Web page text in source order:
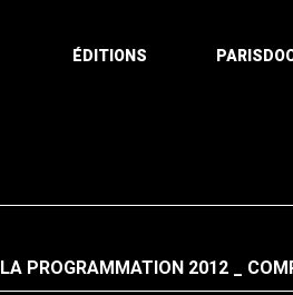
ÉDITIONS
LA PROGRAMMATION 2012